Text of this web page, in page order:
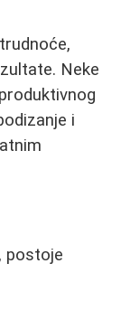
Neke
i
postoje